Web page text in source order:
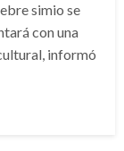
simio se
con una
informó